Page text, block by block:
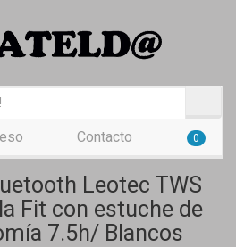
Contacto 0
Leotec TWS
Fit con estuche de
7.5h/ Blancos